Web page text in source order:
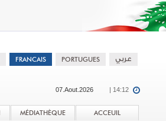
07.Aout.2026 | 14:12
MÉDIATHÈQUE ACCEUIL